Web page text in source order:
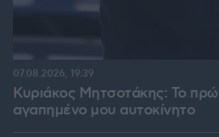
Κυριάκος Μητσοτάκης: Το
αγαπημένο μου αυτοκίνητο
07.08.2026, 19:39